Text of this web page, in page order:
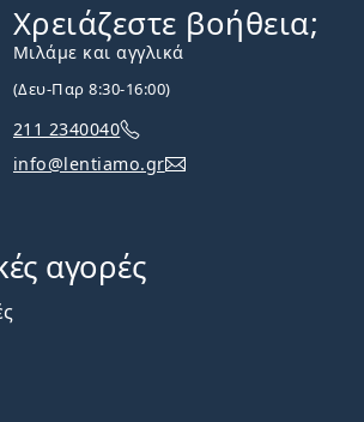
Χρειάζεστε βοήθεια;
Μιλάμε και αγγλικά
(Δευ-Παρ 8:30-16:00)
211 2340040
info@lentiamo.gr
αγορές